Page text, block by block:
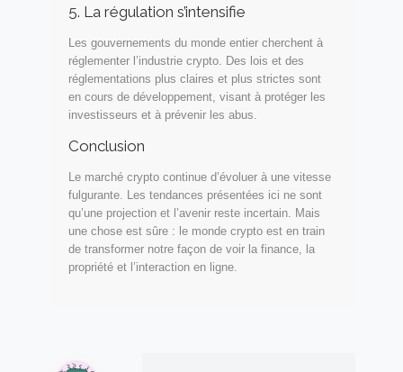
5. La régulation s’intensifie
Les gouvernements du monde entier cherchent à
réglementer l’industrie crypto. Des lois et des
réglementations plus claires et plus strictes sont
en cours de développement, visant à protéger les
investisseurs et à prévenir les abus.
Conclusion
Le marché crypto continue d’évoluer à une vitesse
fulgurante. Les tendances présentées ici ne sont
qu’une projection et l’avenir reste incertain. Mais
une chose est sûre : le monde crypto est en train
de transformer notre façon de voir la finance, la
propriété et l’interaction en ligne.